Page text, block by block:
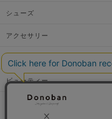
シューズ
アクセサリー
ファッショングッズ
ビューティー